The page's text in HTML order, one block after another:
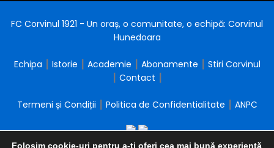
FC Corvinul 1921 - Un oraș, o comunitate, o echipă: Corvinul
Hunedoara
Echipa Istorie Academie Abonamente
Stiri Corvinul
Contact
Termeni și Condiții Politica de Confidentialitate ANPC
Folosim cookie-uri pentru a-ți oferi cea mai bună experiență